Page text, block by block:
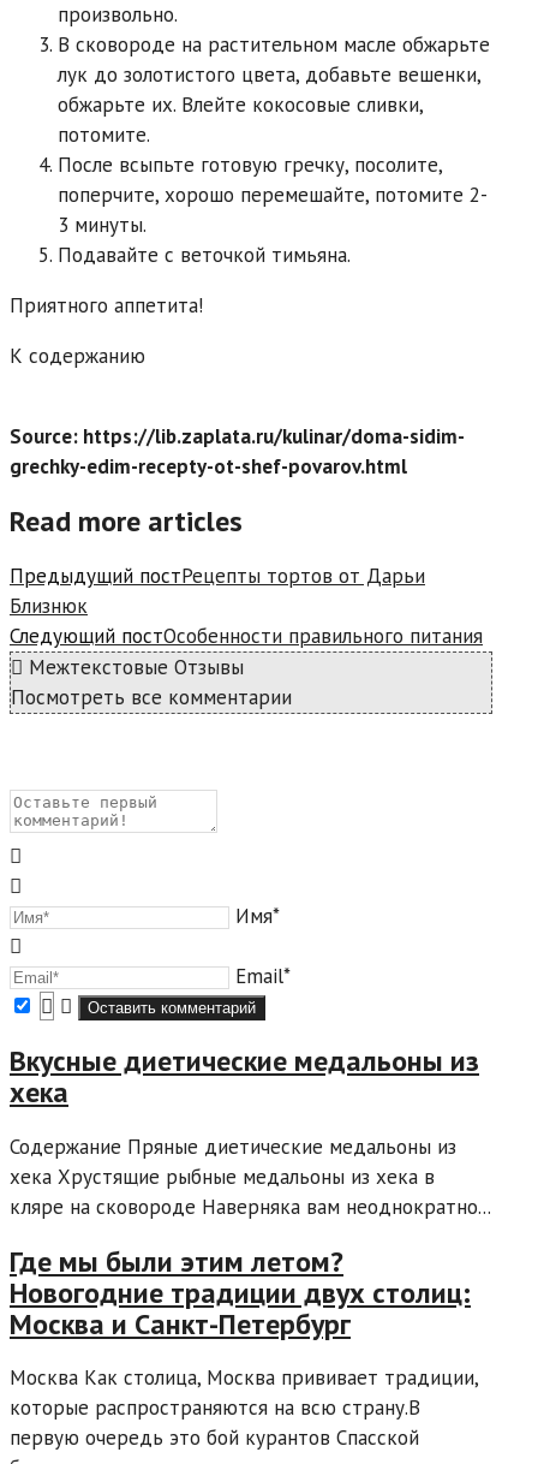
произвольно.
В сковороде на растительном масле обжарьте
лук до золотистого цвета, добавьте вешенки,
обжарьте их. Влейте кокосовые сливки,
потомите.
После всыпьте готовую гречку, посолите,
поперчите, хорошо перемешайте, потомите 2-
3 минуты.
Подавайте с веточкой тимьяна.
Приятного аппетита!
К содержанию
Source: https://lib.zaplata.ru/kulinar/doma-sidim-
grechky-edim-recepty-ot-shef-povarov.html
Read more articles
Предыдущий постРецепты тортов от Дарьи
Близнюк
Следующий постОсобенности правильного питания
Межтекстовые Отзывы
Посмотреть все комментарии
Имя*
Email*
Вкусные диетические медальоны из
хека
Содержание Пряные диетические медальоны из
хека Хрустящие рыбные медальоны из хека в
кляре на сковороде Наверняка вам неоднократно...
Где мы были этим летом?
Новогодние традиции двух столиц:
Москва и Санкт-Петербург
Москва Как столица, Москва прививает традиции,
которые распространяются на всю страну.В
первую очередь это бой курантов Спасской